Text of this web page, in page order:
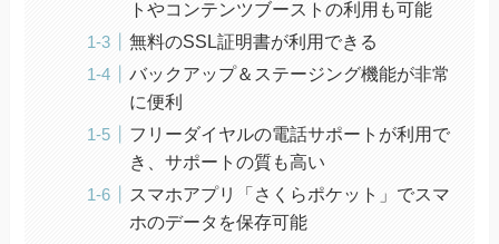
トやコンテンツブーストの利用も可能
無料のSSL証明書が利用できる
バックアップ＆ステージング機能が非常
に便利
フリーダイヤルの電話サポートが利用で
き、サポートの質も高い
スマホアプリ「さくらポケット」でスマ
ホのデータを保存可能